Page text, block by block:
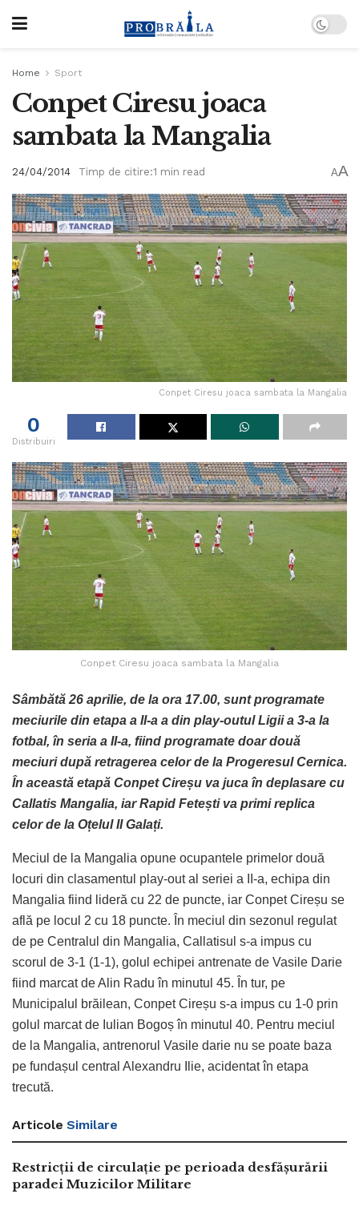
Home Sport
Conpet Ciresu joaca
sambata la Mangalia
24/04/2014 Timp de citire:1 min read AA
Conpet Ciresu joaca sambata la Mangalia
0
Distribuiri
Conpet Ciresu joaca sambata la Mangalia
Sâmbătă 26 aprilie, de la ora 17.00, sunt programate
meciurile din etapa a II-a a din play-outul Ligii a 3-a la
fotbal, în seria a II-a, fiind programate doar două
meciuri după retragerea celor de la Progeresul Cernica.
În această etapă Conpet Cireșu va juca în deplasare cu
Callatis Mangalia, iar Rapid Fetești va primi replica
celor de la Oțelul II Galați.
Meciul de la Mangalia opune ocupantele primelor două
locuri din clasamentul play-out al seriei a II-a, echipa din
Mangalia fiind lideră cu 22 de puncte, iar Conpet Cireșu se
află pe locul 2 cu 18 puncte. În meciul din sezonul regulat
de pe Centralul din Mangalia, Callatisul s-a impus cu
scorul de 3-1 (1-1), golul echipei antrenate de Vasile Darie
fiind marcat de Alin Radu în minutul 45. În tur, pe
Municipalul brăilean, Conpet Cireșu s-a impus cu 1-0 prin
golul marcat de Iulian Bogoș în minutul 40. Pentru meciul
de la Mangalia, antrenorul Vasile darie nu se poate baza
pe fundașul central Alexandru Ilie, acidentat în etapa
trecută.
Articole Similare
Restricții de circulație pe perioada desfășurării
paradei Muzicilor Militare